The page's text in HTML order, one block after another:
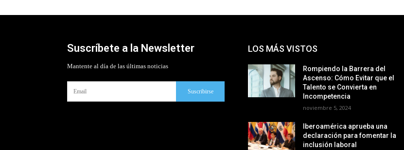
Suscríbete a la Newsletter
Mantente al día de las últimas noticias
Suscribirse
LOS MÁS VISTOS
Rompiendo la Barrera del
Ascenso: Cómo Evitar que el
Talento se Convierta en
Incompetencia
noviembre 5, 2024
Iberoamérica aprueba una
declaración para fomentar la
inclusión laboral